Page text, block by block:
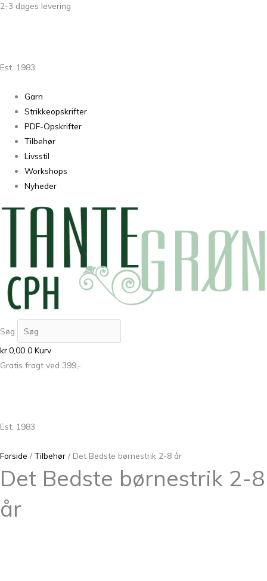
2-3 dages levering
Est. 1983
Garn
Strikkeopskrifter
PDF-Opskrifter
Tilbehør
Livsstil
Workshops
Nyheder
Søg
kr.0,00 0 Kurv
Gratis fragt ved 399,-
Est. 1983
Forside / Tilbehør / Det Bedste børnestrik 2-8 år
Det Bedste børnestrik 2-8
år